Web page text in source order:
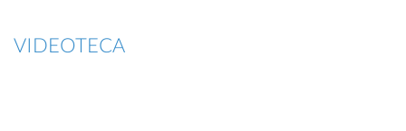
VIDEOTECA